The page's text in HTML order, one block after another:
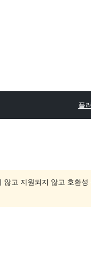
플
고 지원되지 않고 호환성